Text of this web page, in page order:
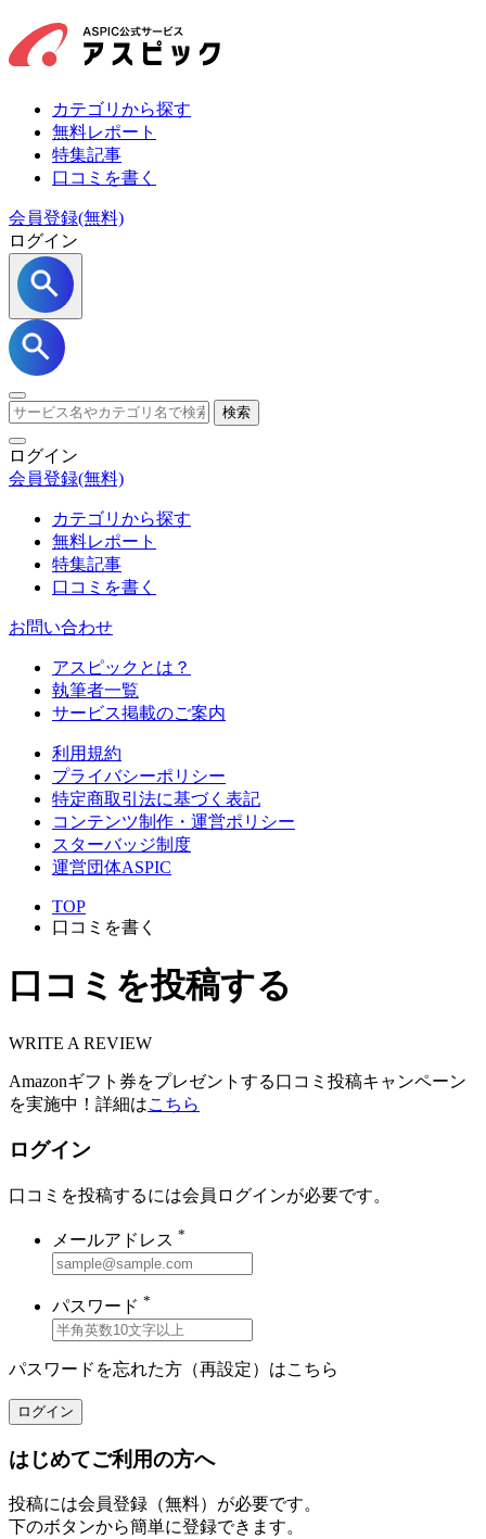
カテゴリから探す
無料レポート
特集記事
口コミを書く
会員登録(無料)
ログイン
検索
ログイン
会員登録(無料)
カテゴリから探す
無料レポート
特集記事
口コミを書く
お問い合わせ
アスピックとは？
執筆者一覧
サービス掲載のご案内
利用規約
プライバシーポリシー
特定商取引法に基づく表記
コンテンツ制作・運営ポリシー
スターバッジ制度
運営団体ASPIC
TOP
口コミを書く
口コミを投稿する
WRITE A REVIEW
Amazonギフト券をプレゼントする口コミ投稿キャンペーン
を実施中！詳細はこちら
ログイン
口コミを投稿するには会員ログインが必要です。
メールアドレス *
パスワード *
パスワードを忘れた方（再設定）はこちら
ログイン
はじめてご利用の方へ
投稿には会員登録（無料）が必要です。
下のボタンから簡単に登録できます。